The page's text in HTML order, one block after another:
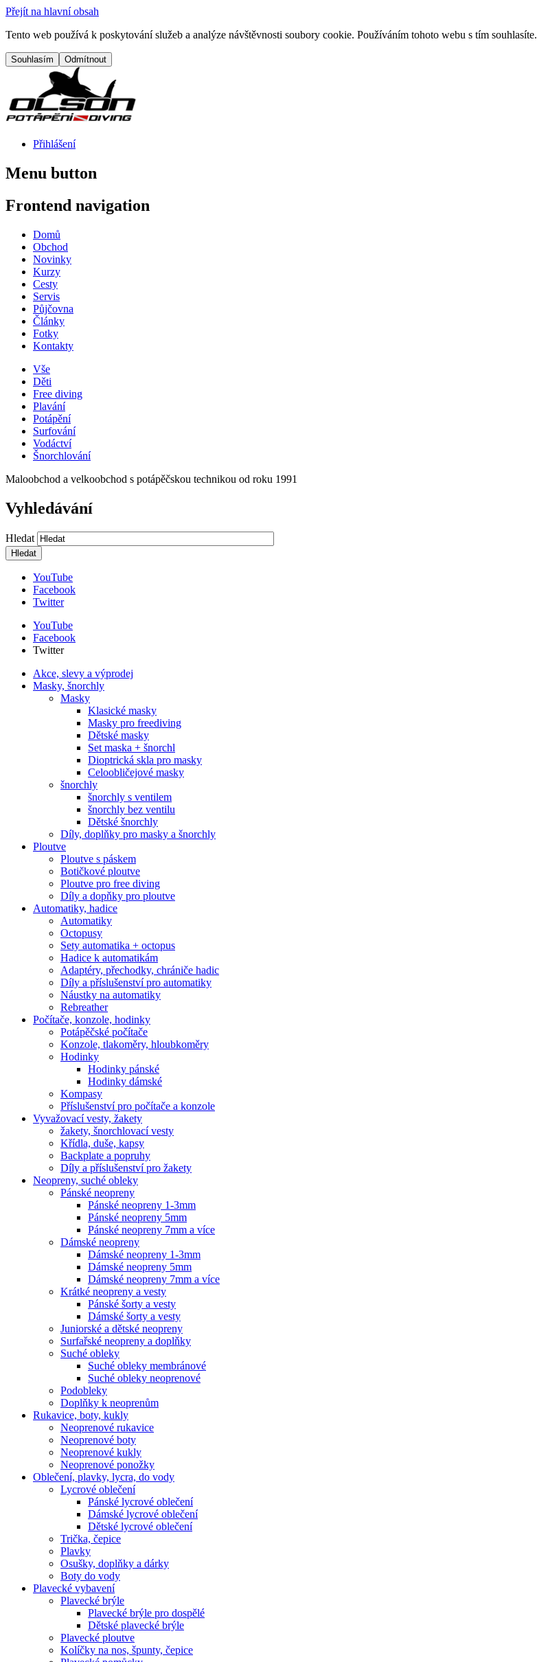
Přejít na hlavní obsah
Tento web používá k poskytování služeb a analýze návštěvnosti soubory cookie. Používáním tohoto webu s tím souhlasíte.
Přihlášení
Menu button
Frontend navigation
Domů
Obchod
Novinky
Kurzy
Cesty
Servis
Půjčovna
Články
Fotky
Kontakty
Vše
Děti
Free diving
Plavání
Potápění
Surfování
Vodáctví
Šnorchlování
Maloobchod a velkoobchod s potápěčskou technikou od roku 1991
Vyhledávání
Hledat
YouTube
Facebook
Twitter
YouTube
Facebook
Twitter
Akce, slevy a výprodej
Masky, šnorchly
Masky
Klasické masky
Masky pro freediving
Dětské masky
Set maska + šnorchl
Dioptrická skla pro masky
Celoobličejové masky
šnorchly
šnorchly s ventilem
šnorchly bez ventilu
Dětské šnorchly
Díly, doplňky pro masky a šnorchly
Ploutve
Ploutve s páskem
Botičkové ploutve
Ploutve pro free diving
Díly a dopňky pro ploutve
Automatiky, hadice
Automatiky
Octopusy
Sety automatika + octopus
Hadice k automatikám
Adaptéry, přechodky, chrániče hadic
Díly a příslušenství pro automatiky
Náustky na automatiky
Rebreather
Počítače, konzole, hodinky
Potápěčské počítače
Konzole, tlakoměry, hloubkoměry
Hodinky
Hodinky pánské
Hodinky dámské
Kompasy
Příslušenství pro počítače a konzole
Vyvažovací vesty, žakety
žakety, šnorchlovací vesty
Křídla, duše, kapsy
Backplate a popruhy
Díly a příslušenství pro žakety
Neopreny, suché obleky
Pánské neopreny
Pánské neopreny 1-3mm
Pánské neopreny 5mm
Pánské neopreny 7mm a více
Dámské neopreny
Dámské neopreny 1-3mm
Dámské neopreny 5mm
Dámské neopreny 7mm a více
Krátké neopreny a vesty
Pánské šorty a vesty
Dámské šorty a vesty
Juniorské a dětské neopreny
Surfařské neopreny a doplňky
Suché obleky
Suché obleky membránové
Suché obleky neoprenové
Podobleky
Doplňky k neoprenům
Rukavice, boty, kukly
Neoprenové rukavice
Neoprenové boty
Neoprenové kukly
Neoprenové ponožky
Oblečení, plavky, lycra, do vody
Lycrové oblečení
Pánské lycrové oblečení
Dámské lycrové oblečení
Dětské lycrové oblečení
Trička, čepice
Plavky
Osušky, doplňky a dárky
Boty do vody
Plavecké vybavení
Plavecké brýle
Plavecké brýle pro dospělé
Dětské plavecké brýle
Plavecké ploutve
Kolíčky na nos, špunty, čepice